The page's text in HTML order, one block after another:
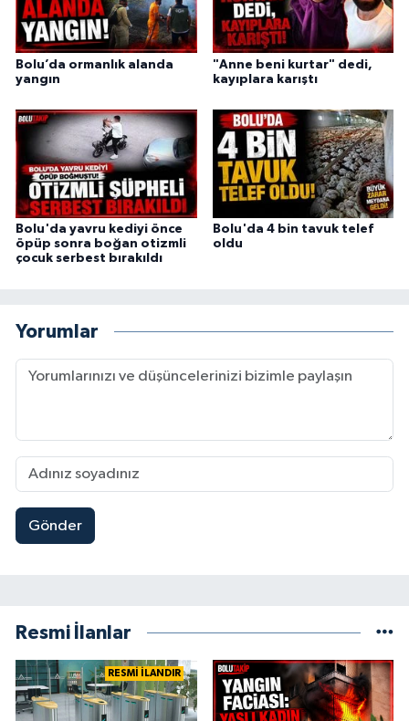
Bolu’da ormanlık alanda
yangın
"Anne beni kurtar" dedi,
kayıplara karıştı
Bolu'da yavru kediyi önce
öpüp sonra boğan otizmli
çocuk serbest bırakıldı
Bolu'da 4 bin tavuk telef
oldu
Yorumlar
Gönder
Resmi İlanlar
RESMİ İLANDIR